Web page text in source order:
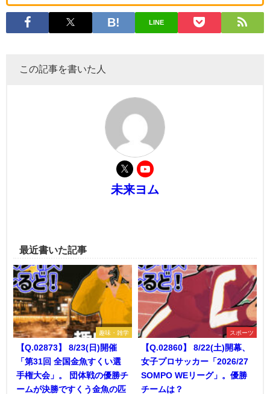
LINE
この記事を書いた人
未来ヨム
最近書いた記事
趣味・雑学
【Q.02873】 8/23(日)開催
「第31回 全国金魚すくい選
手権大会」。 団体戦の優勝チ
ームが決勝ですくう金魚の匹
スポーツ
【Q.02860】 8/22(土)開幕、
女子プロサッカー「2026/27
SOMPO WEリーグ」。優勝
チームは？